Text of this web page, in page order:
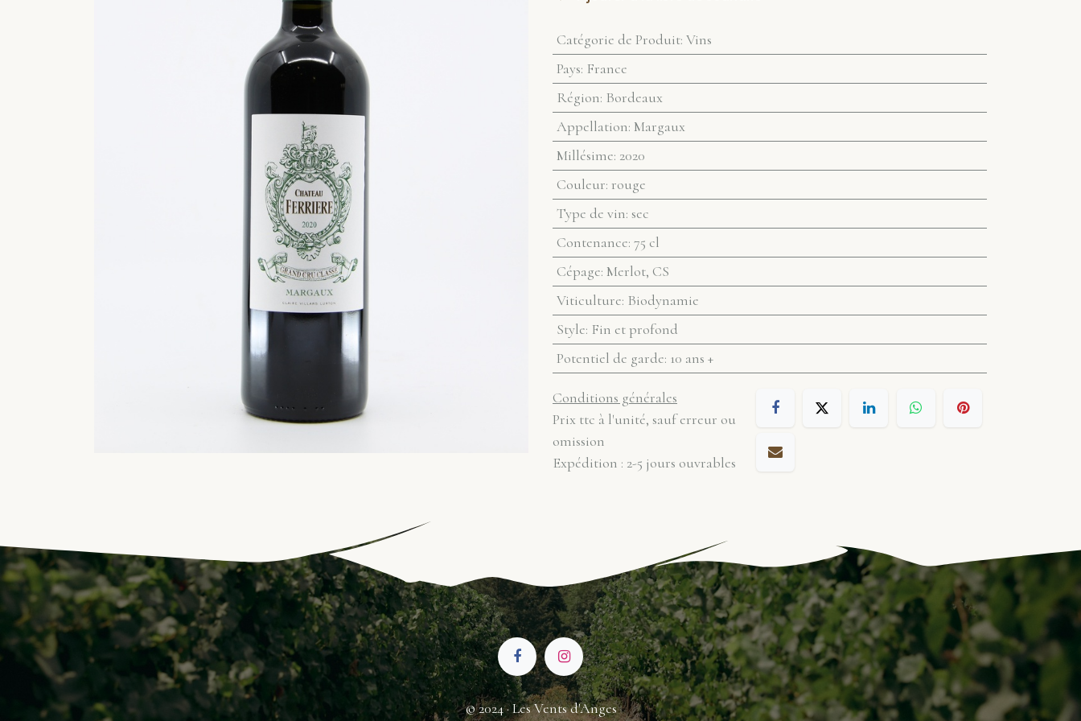
Catégorie de Produit: Vins
Pays: France
Région: Bordeaux
Appellation: Margaux
Millésime: 2020
Couleur: rouge
Type de vin: sec
Contenance: 75 cl
Cépage: Merlot, CS
Viticulture: Biodynamie
Style: Fin et profond
Potentiel de garde: 10 ans +
Conditions générales
Prix ttc à l'unité, sauf erreur ou
omission
Expédition : 2-5 jours ouvrables
© 2024 · Les Vents d'Anges